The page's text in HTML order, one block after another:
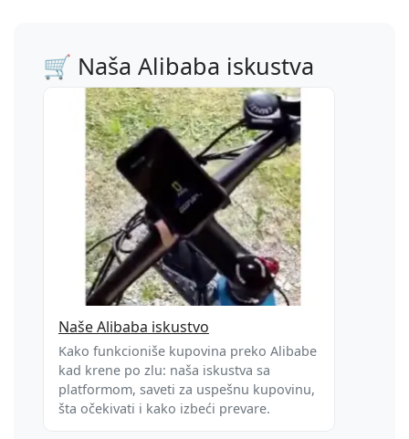
🛒 Naša Alibaba iskustva
Naše Alibaba iskustvo
Kako funkcioniše kupovina preko Alibabe
kad krene po zlu: naša iskustva sa
platformom, saveti za uspešnu kupovinu,
šta očekivati i kako izbeći prevare.